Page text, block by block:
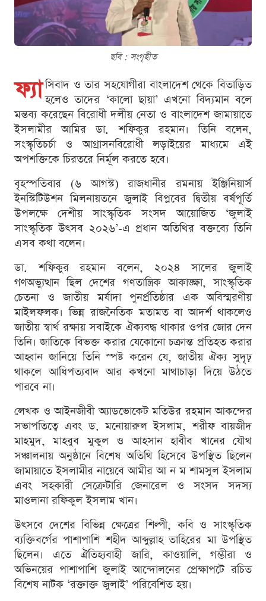
ছবি : সংগৃহীত
ফ্যা সিবাদ ও তার সহযোগীরা বাংলাদেশ থেকে বিতাড়িত
হলেও তাদের ‘কালো ছায়া’ এখনো বিদ্যমান বলে
মন্তব্য করেছেন বিরোধী দলীয় নেতা ও বাংলাদেশ জামায়াতে
ইসলামীর আমির ডা. শফিকুর রহমান। তিনি বলেন,
সংস্কৃতিচর্চা ও আগ্রাসনবিরোধী লড়াইয়ের মাধ্যমে এই
অপশক্তিকে চিরতরে নির্মূল করতে হবে।
বৃহস্পতিবার (৬ আগস্ট) রাজধানীর রমনায় ইঞ্জিনিয়ার্স
ইনস্টিটিউশন মিলনায়তনে জুলাই বিপ্লবের দ্বিতীয় বর্ষপূর্তি
উপলক্ষে দেশীয় সাংস্কৃতিক সংসদ আয়োজিত ‘জুলাই
সাংস্কৃতিক উৎসব ২০২৬’-এ প্রধান অতিথির বক্তব্যে তিনি
এসব কথা বলেন।
ডা. শফিকুর রহমান বলেন, ২০২৪ সালের জুলাই
গণঅভ্যুত্থান ছিল দেশের গণতান্ত্রিক আকাঙ্ক্ষা, সাংস্কৃতিক
চেতনা ও জাতীয় মর্যাদা পুনর্প্রতিষ্ঠার এক অবিস্মরণীয়
মাইলফলক। ভিন্ন রাজনৈতিক মতামত বা আদর্শ থাকলেও
জাতীয় স্বার্থ রক্ষায় সবাইকে ঐক্যবদ্ধ থাকার ওপর জোর দেন
তিনি। জাতিকে বিভক্ত করার যেকোনো চক্রান্ত প্রতিহত করার
আহ্বান জানিয়ে তিনি স্পষ্ট করেন যে, জাতীয় ঐক্য সুদৃঢ়
থাকলে আধিপত্যবাদ আর কখনো মাথাচাড়া দিয়ে উঠতে
পারবে না।
লেখক ও আইনজীবী অ্যাডভোকেট মতিউর রহমান আকন্দের
সভাপতিত্বে এবং ড. মনোয়ারুল ইসলাম, শরীফ বায়জীদ
মাহমুদ, মাহবুব মুকুল ও আহসান হাবীব খানের যৌথ
সঞ্চালনায় অনুষ্ঠানে বিশেষ অতিথি হিসেবে উপস্থিত ছিলেন
জামায়াতে ইসলামীর নায়েবে আমীর আ ন ম শামসুল ইসলাম
এবং সহকারী সেক্রেটারি জেনারেল ও সংসদ সদস্য
মাওলানা রফিকুল ইসলাম খান।
উৎসবে দেশের বিভিন্ন ক্ষেত্রের শিল্পী, কবি ও সাংস্কৃতিক
ব্যক্তিবর্গের পাশাপাশি শহীদ আব্দুল্লাহ তাহিরের মা উপস্থিত
ছিলেন। এতে ঐতিহ্যবাহী জারি, কাওয়ালি, গম্ভীরা ও
অভিনয়ের পাশাপাশি জুলাই আন্দোলনের প্রেক্ষাপটে রচিত
বিশেষ নাটক ‘রক্তাক্ত জুলাই’ পরিবেশিত হয়।